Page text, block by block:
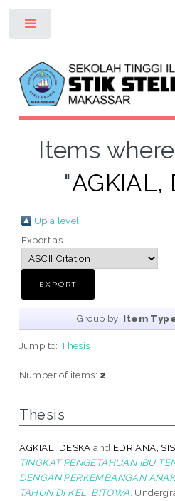
Items
"AGKIAL,
Up a level
Export as
Group by: Item
Jump to:Thesis
Number of items: 2
Thesis
AGKIAL, DESKA and EDRIANA,
TINGKAT PENGETAHUAN IBU
DENGAN PERKEMBANGAN
TAHUN DI KEL. BITOWA.